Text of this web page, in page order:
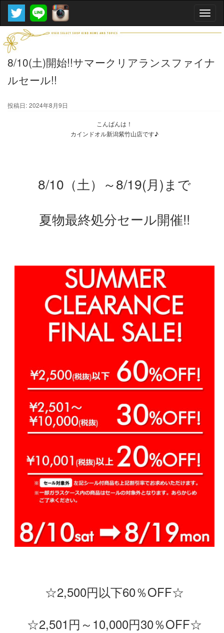
Toggle
8/10(土)開始!!サマークリアランスファイナ
ルセール!!
投稿日: 2024年8月9日
こんばんは！
カインドオル新潟紫竹山店です♪
8/10（土）～8/19(月)まで
夏物最終処分セール開催!!
☆2,500円以下60％OFF☆
☆2,501円～10,000円30％OFF☆